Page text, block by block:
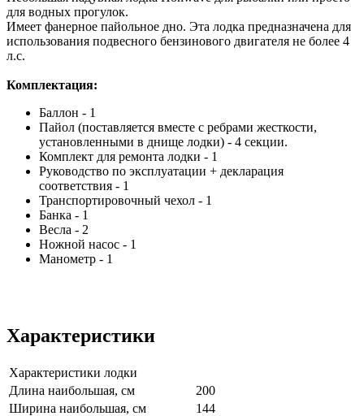
для водных прогулок.
Имеет фанерное пайольное дно. Эта лодка предназначена для
использования подвесного бензинового двигателя не более 4
л.с.
Комплектация:
Баллон - 1
Пайол (поставляется вместе с ребрами жесткости,
установленными в днище лодки) - 4 секции.
Комплект для ремонта лодки - 1
Руководство по эксплуатации + декларация
соответствия - 1
Транспортировочный чехол - 1
Банка - 1
Весла - 2
Ножной насос - 1
Манометр - 1
Характеристики
Характеристики лодки
Длина наибольшая, см
200
Ширина наибольшая, см
144